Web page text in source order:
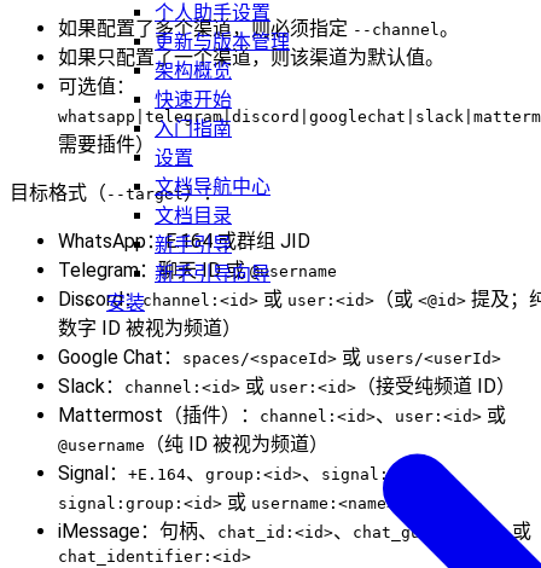
个人助手设置
更新与版本管理
架构概览
快速开始
入门指南
设置
文档导航中心
文档目录
新手引导
新手引导向导
安装
如果配置了多个渠道，则必须指定 --channel。
如果只配置了一个渠道，则该渠道为默认值。
可选值：
需要插件）
目标格式（ --target）：
WhatsApp：E.164 或群组 JID
Telegram：聊天 ID 或@username
Discord：channel:<id> 或 user:<id> （或 <@id> 提及；
数字 ID 被视为频道）
Google Chat：
spaces/<spaceId> 或 users/<userId>
Slack： channel:<id> 或 user:<id>
（接受纯频道 ID）
Mattermost（插件）：
channel:<id>、 user:<id> 或
@username
（纯 ID 被视为频道）
Signal：
+E.164、 group:<id>、 signal:+E.164、
signal:group:<id> 或 username:<name> u:<name>
iMessage：句柄、 chat_id:<id>、 chat_guid:<guid>或
chat_identifier:<id>